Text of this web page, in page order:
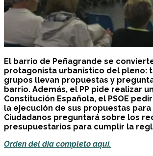
El barrio de Peñagrande se
protagonista urbanístico del pleno:
grupos llevan propuestas y
barrio. Además, el PP pide realizar
Constitución Española, el PSOE
la ejecución de sus propuestas para
Ciudadanos preguntará sobre los
presupuestarios para cumplir la
Orden del día completo aquí.